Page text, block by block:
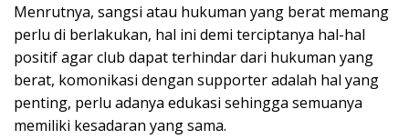
Menrutnya, sangsi atau hukuman yang berat memang
perlu di berlakukan, hal ini demi terciptanya hal-hal
positif agar club dapat terhindar dari hukuman yang
berat, komonikasi dengan supporter adalah hal yang
penting, perlu adanya edukasi sehingga semuanya
memiliki kesadaran yang sama.